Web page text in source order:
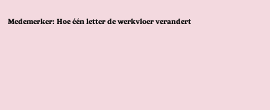
Medemerker: Hoe één letter de werkvloer verandert